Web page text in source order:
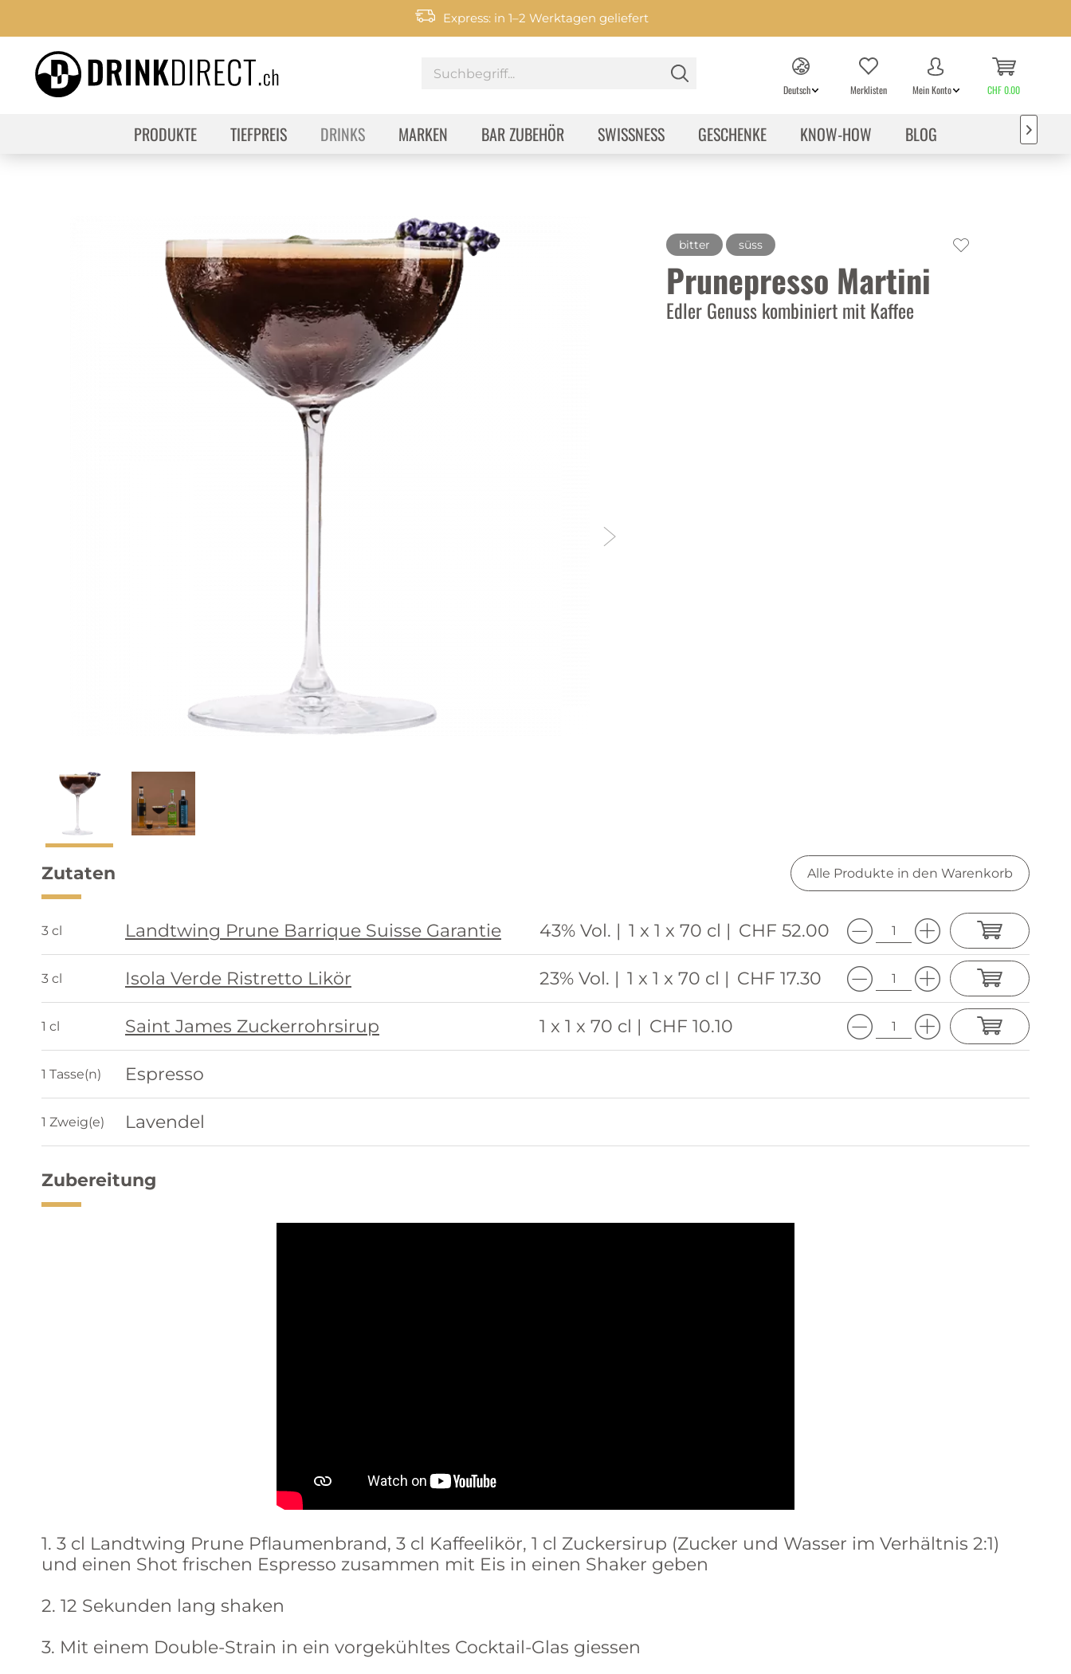
Express: in 1–2 Werktagen geliefert
Deutsch Merklisten Mein Konto CHF 0.00
PRODUKTE TIEFPREIS DRINKS MARKEN BAR ZUBEHÖR SWISSNESS GESCHENKE KNOW-HOW BLOG 
bitter süss
Prunepresso Martini
Edler Genuss kombiniert mit Kaffee
Zutaten Alle Produkte in den Warenkorb
3 cl Landtwing Prune Barrique Suisse Garantie 43% Vol. | 1 x 1 x 70 cl | CHF 52.00
3 cl Isola Verde Ristretto Likör 23% Vol. | 1 x 1 x 70 cl | CHF 17.30
1 cl Saint James Zuckerrohrsirup 1 x 1 x 70 cl | CHF 10.10
1 Tasse(n) Espresso
1 Zweig(e) Lavendel
Zubereitung
1. 3 cl Landtwing Prune Pflaumenbrand, 3 cl Kaffeelikör, 1 cl Zuckersirup (Zucker und Wasser im Verhältnis 2:1)
und einen Shot frischen Espresso zusammen mit Eis in einen Shaker geben
2. 12 Sekunden lang shaken
3. Mit einem Double-Strain in ein vorgekühltes Cocktail-Glas giessen